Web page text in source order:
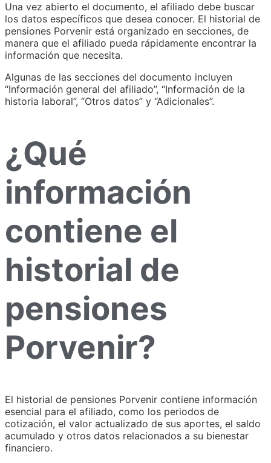
Una vez abierto el documento, el afiliado debe buscar
los datos específicos que desea conocer. El historial de
pensiones Porvenir está organizado en secciones, de
manera que el afiliado pueda rápidamente encontrar la
información que necesita.
Algunas de las secciones del documento incluyen
“Información general del afiliado”, “Información de la
historia laboral”, “Otros datos” y “Adicionales”.
¿Qué
información
contiene el
historial de
pensiones
Porvenir?
El historial de pensiones Porvenir contiene información
esencial para el afiliado, como los periodos de
cotización, el valor actualizado de sus aportes, el saldo
acumulado y otros datos relacionados a su bienestar
financiero.